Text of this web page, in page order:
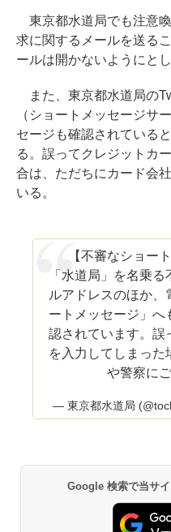
東京都水道局でも注意
求に関するメールを送る
ールは開かないようにとし
また、東京都水道局の
（ショートメッセージサ
セージも確認されている
る。誤ってクレジットカ
合は、ただちにカード会
いる。
【不審なショー
「水道局」を名乗
ルアドレスのほか、
ートメッセージ」へ
認されています。誤
を入力してしまった
や警察に
— 東京都水道局
Google 検索で当サ